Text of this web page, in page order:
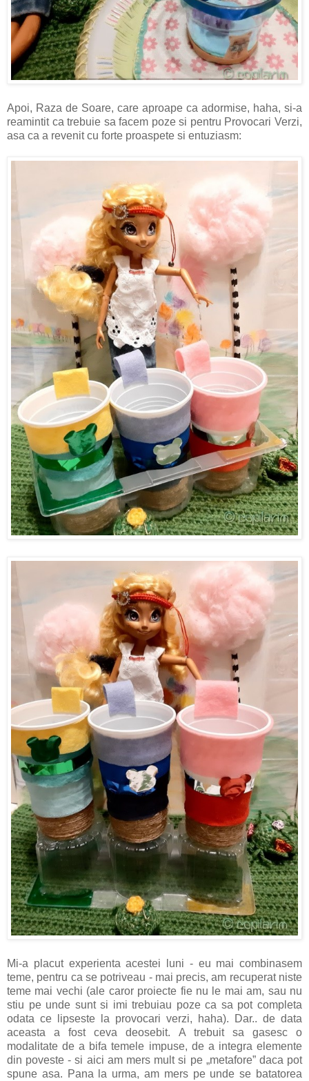
Apoi, Raza de Soare, care aproape ca adormise, haha, si-a
reamintit ca trebuie sa facem poze si pentru Provocari Verzi,
asa ca a revenit cu forte proaspete si entuziasm:
Mi-a placut experienta acestei luni - eu mai combinasem
teme, pentru ca se potriveau - mai precis, am recuperat niste
teme mai vechi (ale caror proiecte fie nu le mai am, sau nu
stiu pe unde sunt si imi trebuiau poze ca sa pot completa
odata ce lipseste la provocari verzi, haha). Dar.. de data
aceasta a fost ceva deosebit. A trebuit sa gasesc o
modalitate de a bifa temele impuse, de a integra elemente
din poveste - si aici am mers mult si pe „metafore” daca pot
spune asa. Pana la urma, am mers pe unde se batatorea